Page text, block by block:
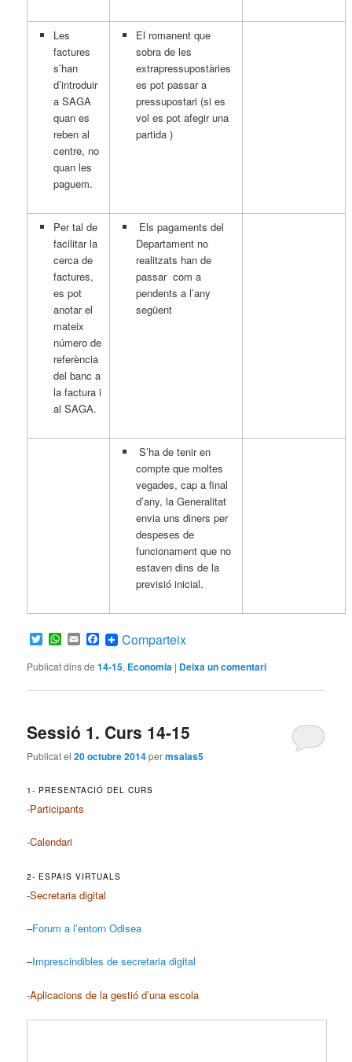
Les
factures
s’han
d’introduir
a SAGA
quan es
reben al
centre, no
quan les
paguem.
El romanent que
sobra de les
extrapressupostàries
es pot passar a
pressupostari (si es
vol es pot afegir una
partida )
Per tal de
facilitar la
cerca de
factures,
es pot
anotar el
mateix
número de
referència
del banc a
la factura i
al SAGA.
Els pagaments del
Departament no
realitzats han de
passar com a
pendents a l’any
següent
S’ha de tenir en
compte que moltes
vegades, cap a final
d’any, la Generalitat
envia uns diners per
despeses de
funcionament que no
estaven dins de la
previsió inicial.
TwitterWhatsApp
EmailFacebook
Comparteix
Publicat dins de 14-15, Economia | Deixa un comentari
Sessió 1. Curs 14-15
Publicat el20 octubre 2014permsalas5
1- PRESENTACIÓ DEL CURS
-Participants
-Calendari
2- ESPAIS VIRTUALS
-Secretaria digital
–Forum a l’entorn Odisea
–Imprescindibles de secretaria digital
-Aplicacions de la gestió d’una escola